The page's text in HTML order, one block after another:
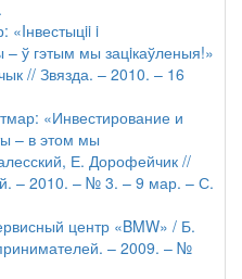
«Iнвестыцii i
ў гэтым мы зацiкаўленыя!»
// Звязда. – 2010. – 16
«Инвестирование и
– в этом мы
Е. Дорофейчик //
– 2010. – № 3. – 9 мар. – С.
центр «BMW» / Б.
– 2009. – №